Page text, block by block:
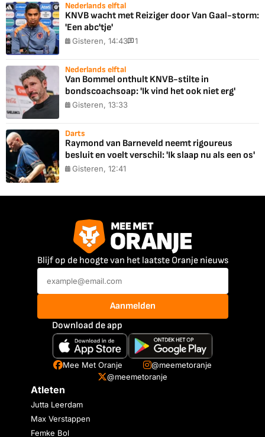
Nederlands elftal
KNVB wacht met Reiziger door Van Gaal-storm:
'Een abc'tje'
Gisteren, 14:43 1
Nederlands elftal
Van Bommel onthult KNVB-stilte in
bondscoachsoap: 'Ik vind het ook niet erg'
Gisteren, 13:33
Darts
Raymond van Barneveld neemt rigoureus
besluit en voelt verschil: 'Ik slaap nu als een os'
Gisteren, 12:41
Blijf op de hoogte van het laatste Oranje nieuws
Aanmelden
Download de app
Mee Met Oranje
@meemetoranje
@meemetoranje
Atleten
Jutta Leerdam
Max Verstappen
Femke Bol